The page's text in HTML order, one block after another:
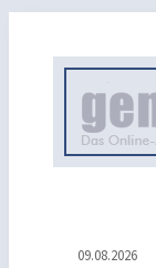
09.08.2026